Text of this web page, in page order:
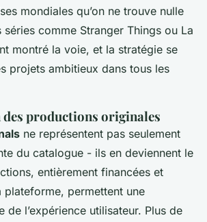
mondiales qu’on ne trouve nulle
séries comme Stranger Things ou La
montré la voie, et la stratégie se
projets ambitieux dans tous les
productions originales
ne représentent pas seulement
du catalogue - ils en deviennent le
entièrement financées et
plateforme, permettent une
de l’expérience utilisateur. Plus de